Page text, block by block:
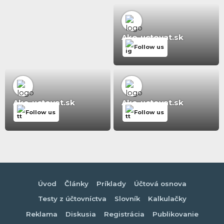
Ako-uctovat.sk
Follow us
Ako-uctovat.sk
Follow us
Ako-uctovat.sk
Follow us
Úvod Články Príklady
Účtová osnova
Testy z účtovníctva
Slovník
Kalkulačky
Reklama
Diskusia Registrácia
Publikovanie